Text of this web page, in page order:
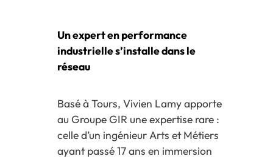
Un expert en performance
industrielle s’installe dans le
réseau
Basé à Tours, Vivien Lamy apporte
au Groupe GIR une expertise rare :
celle d’un ingénieur Arts et Métiers
ayant passé 17 ans en immersion